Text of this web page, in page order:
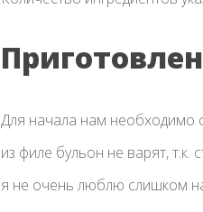
Для начала нам необходимо
из филе бульон не варят,
я не очень люблю слишком